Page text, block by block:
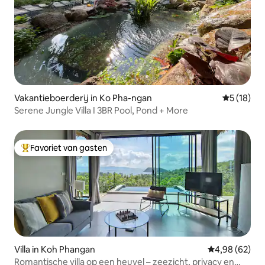
Vakantieboerderij in Ko Pha-ngan
5 (18)
Serene Jungle Villa I 3BR Pool, Pond + More
Topfavoriet van gasten
Favoriet van gasten
Villa in Koh Phangan Gemiddelde
4,98 (62)
Romantische villa op een heuvel – zeezicht, privacy en